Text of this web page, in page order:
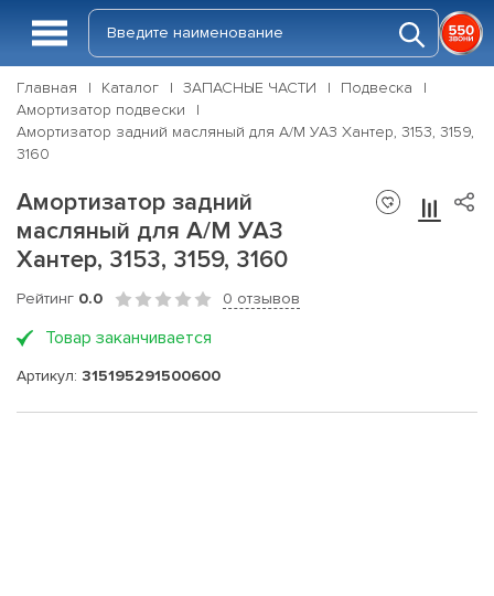
Главная Каталог ЗАПАСНЫЕ ЧАСТИ
Подвеска
Амортизатор подвески
Амортизатор задний масляный для А/М УАЗ Хантер, 3153, 3159,
3160
Амортизатор задний
масляный для А/М УАЗ
Хантер, 3153, 3159, 3160
Рейтинг 0.0 0 отзывов
Товар заканчивается
Артикул: 315195291500600